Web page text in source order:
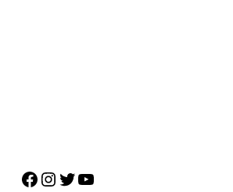
Facebook
Instagram
Twitter
YouTube